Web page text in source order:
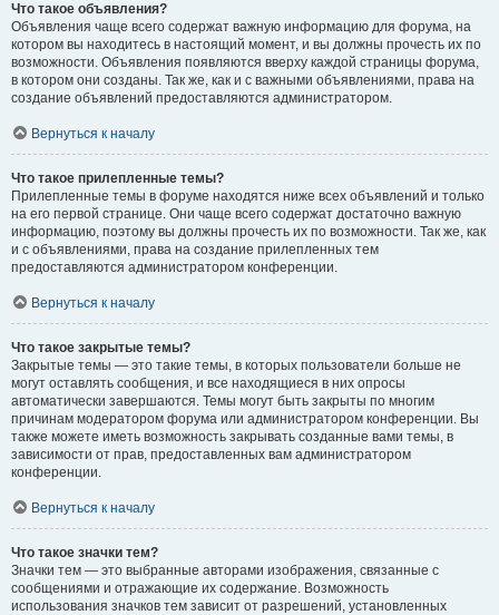
Что такое объявления?
Объявления чаще всего содержат важную информацию для форума, на
котором вы находитесь в настоящий момент, и вы должны прочесть их по
возможности. Объявления появляются вверху каждой страницы форума,
в котором они созданы. Так же, как и с важными объявлениями, права на
создание объявлений предоставляются администратором.
Вернуться к началу
Что такое прилепленные темы?
Прилепленные темы в форуме находятся ниже всех объявлений и только
на его первой странице. Они чаще всего содержат достаточно важную
информацию, поэтому вы должны прочесть их по возможности. Так же, как
и с объявлениями, права на создание прилепленных тем
предоставляются администратором конференции.
Вернуться к началу
Что такое закрытые темы?
Закрытые темы — это такие темы, в которых пользователи больше не
могут оставлять сообщения, и все находящиеся в них опросы
автоматически завершаются. Темы могут быть закрыты по многим
причинам модератором форума или администратором конференции. Вы
также можете иметь возможность закрывать созданные вами темы, в
зависимости от прав, предоставленных вам администратором
конференции.
Вернуться к началу
Что такое значки тем?
Значки тем — это выбранные авторами изображения, связанные с
сообщениями и отражающие их содержание. Возможность
использования значков тем зависит от разрешений, установленных